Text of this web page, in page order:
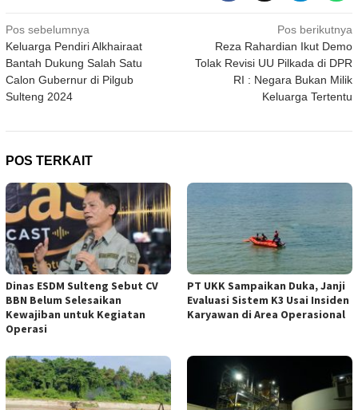
Navigasi
pos
Pos sebelumnya
Keluarga Pendiri Alkhairaat
Bantah Dukung Salah Satu
Calon Gubernur di Pilgub
Sulteng 2024
Pos berikutnya
Reza Rahardian Ikut Demo
Tolak Revisi UU Pilkada di DPR
RI : Negara Bukan Milik
Keluarga Tertentu
POS TERKAIT
Dinas ESDM Sulteng Sebut CV
BBN Belum Selesaikan
Kewajiban untuk Kegiatan
Operasi
PT UKK Sampaikan Duka, Janji
Evaluasi Sistem K3 Usai Insiden
Karyawan di Area Operasional